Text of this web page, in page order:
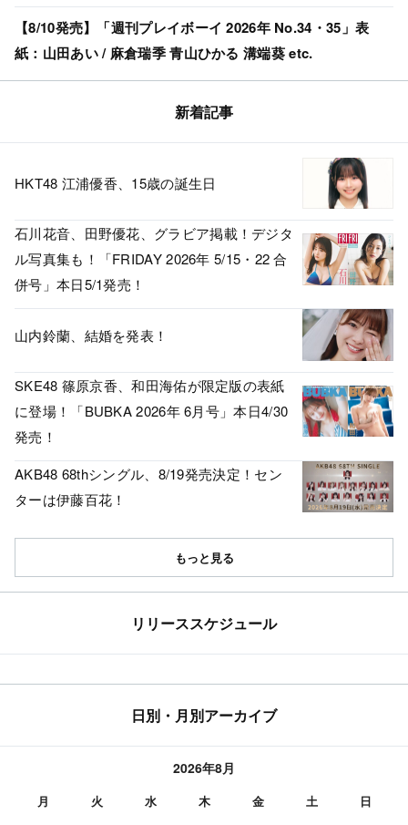
【8/10発売】「週刊プレイボーイ 2026年 No.34・35」表
紙：山田あい / 麻倉瑞季 青山ひかる 溝端葵 etc.
新着記事
HKT48 江浦優香、15歳の誕生日
石川花音、田野優花、グラビア掲載！デジタ
ル写真集も！「FRIDAY 2026年 5/15・22 合
併号」本日5/1発売！
山内鈴蘭、結婚を発表！
SKE48 篠原京香、和田海佑が限定版の表紙
に登場！「BUBKA 2026年 6月号」本日4/30
発売！
AKB48 68thシングル、8/19発売決定！セン
ターは伊藤百花！
もっと見る
リリーススケジュール
日別・月別アーカイブ
2026年8月
月 火 水 木 金 土 日